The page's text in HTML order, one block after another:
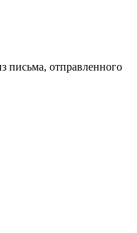
письма, отправленного